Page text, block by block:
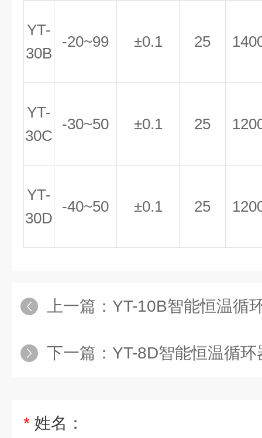
YT-
30B
-20~99 ±0.1 25
YT-
30C
-30~50 ±0.1 25
YT-
30D
-40~50 ±0.1 25
上一篇： YT-10B智能恒温循
下一篇： YT-8D智能恒温循
* 姓名：